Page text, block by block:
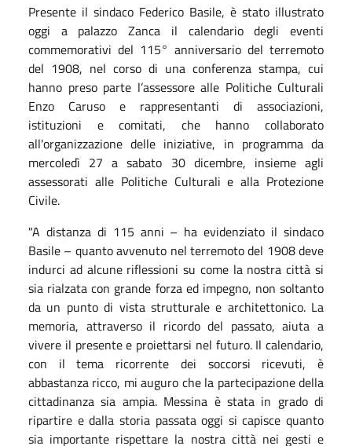
Presente il sindaco Federico Basile, è stato illustrato
oggi a palazzo Zanca il calendario degli eventi
commemorativi del 115° anniversario del terremoto
del 1908, nel corso di una conferenza stampa, cui
hanno preso parte l’assessore alle Politiche Culturali
Enzo Caruso e rappresentanti di associazioni,
istituzioni e comitati, che hanno collaborato
all'organizzazione delle iniziative, in programma da
mercoledì 27 a sabato 30 dicembre, insieme agli
assessorati alle Politiche Culturali e alla Protezione
Civile.
"A distanza di 115 anni – ha evidenziato il sindaco
Basile – quanto avvenuto nel terremoto del 1908 deve
indurci ad alcune riflessioni su come la nostra città si
sia rialzata con grande forza ed impegno, non soltanto
da un punto di vista strutturale e architettonico. La
memoria, attraverso il ricordo del passato, aiuta a
vivere il presente e proiettarsi nel futuro. Il calendario,
con il tema ricorrente dei soccorsi ricevuti, è
abbastanza ricco, mi auguro che la partecipazione della
cittadinanza sia ampia. Messina è stata in grado di
ripartire e dalla storia passata oggi si capisce quanto
sia importante rispettare la nostra città nei gesti e